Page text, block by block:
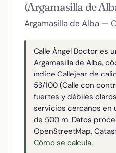
(Argamasilla de
Argamasilla de Alba —
Calle Ángel Doctor es
Argamasilla de Alba,
índice Callejear de
56/100 (Calle con
fuertes y débiles
servicios cercanos en
de 500 m. Datos
OpenStreetMap,
Cómo se calcula.